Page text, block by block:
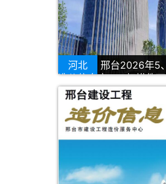
河北
邢台2026年5
造价信息库PDF扫描件